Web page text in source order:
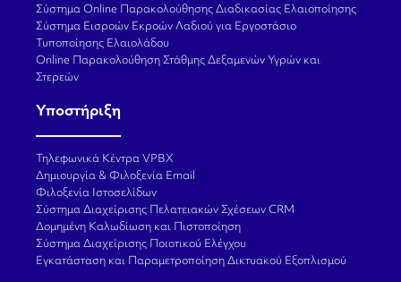
Σύστημα Online Παρακολούθησης Διαδικασίας Ελαιοποίησης
Σύστημα Εισροών Εκροών Λαδιού για Εργοστάσιο
Τυποποίησης Ελαιολάδου
Online Παρακολούθηση Στάθμης Δεξαμενών Υγρών και
Στερεών
Υποστήριξη
Τηλεφωνικά Κέντρα VPBX
Δημιουργία & Φιλοξενία Email
Φιλοξενία Ιστοσελίδων
Σύστημα Διαχείρισης Πελατειακών Σχέσεων CRM
Δομημένη Καλωδίωση και Πιστοποίηση
Σύστημα Διαχείρισης Ποιοτικού Ελέγχου
Εγκατάσταση και Παραμετροποίηση Δικτυακού Εξοπλισμού